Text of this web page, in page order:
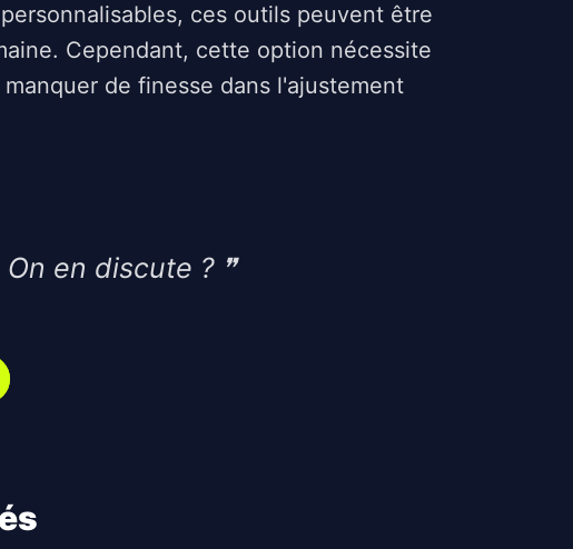
ces outils peuvent être
Cependant, cette option nécessite
de finesse dans l'ajustement
en discute ? ❞